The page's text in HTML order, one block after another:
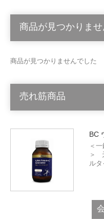
商品が見つかりま
商品が見つかりませんでした
売れ筋商品
BC
＜
＞
ル